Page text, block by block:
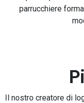
parrucchiere
Il nostro creatore di